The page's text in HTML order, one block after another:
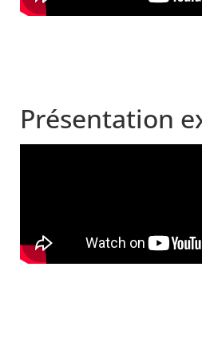
Présentation